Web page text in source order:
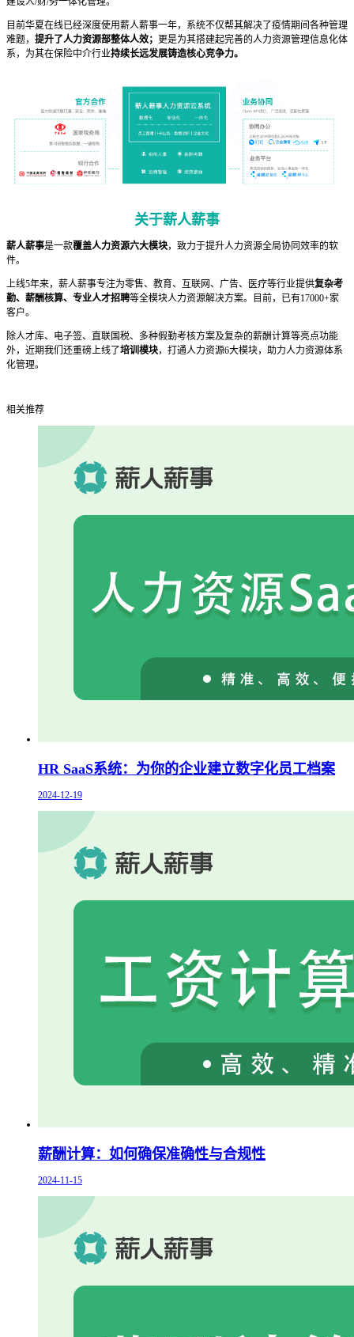
目前华夏在线已经深度使用薪人薪事一年，系统不仅帮其解决了疫情期间各种管理
难题， 提升了人力资源部整体人效； 更是为其搭建起完善的人力资源管理信息化体
系，为其在保险中介行业持续长远发展铸造核心竞争力。
关于薪人薪事
薪人薪事是一款覆盖人力资源六大模块，致力于提升人力资源全局协同效率的软
件。
上线5年来，薪人薪事专注为零售、教育、互联网、广告、医疗等行业提供复杂考
勤、薪酬核算、专业人才招聘等全模块人力资源解决方案。目前，已有17000+家
客户。
除人才库、电子签、直联国税、多种假勤考核方案及复杂的薪酬计算等亮点功能
外，近期我们还重磅上线了培训模块，打通人力资源6大模块，助力人力资源体系
化管理。
相关推荐
HR SaaS系统：为你的企业建立数字化员工档案
2024-12-19
薪酬计算：如何确保准确性与合规性
2024-11-15